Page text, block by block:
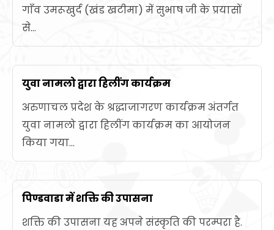
गाँव उमरूखुर्द (खंड खटीमा) में सुभाष जी के प्रयासों
से...
युवा नामलो द्वारा हिलींग कार्यक्रम
अरुणाचल प्रदेश के श्रद्धाजागरण कार्यक्रम अंतर्गत
युवा नामलो द्वारा हिलींग कार्यक्रम का आयोजन
किया गया...
पिण्डवाडा में शक्ति की उपासना
शक्ति की उपासना यह अपने संस्कृति की परम्परा है.